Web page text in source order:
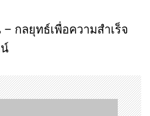
กลยุทธ์เพื่อความสำเร็จ